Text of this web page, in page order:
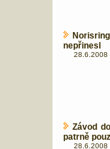
nepřinesl
28.6.2008
Závod
patrně
28.6.2008